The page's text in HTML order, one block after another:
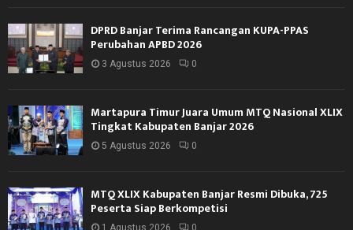
DPRD Banjar Terima Rancangan KUPA-PPAS
Perubahan APBD 2026
3 Agustus 2026 0
Martapura Timur Juara Umum MTQ Nasional XLIX
Tingkat Kabupaten Banjar 2026
5 Agustus 2026 0
MTQ XLIX Kabupaten Banjar Resmi Dibuka, 725
Peserta Siap Berkompetisi